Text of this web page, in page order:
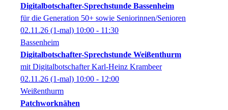
Digitalbotschafter-Sprechstunde Bassenheim
für die Generation 50+ sowie Seniorinnen/Senioren
02.11.26 (1-mal) 10:00 - 11:30
Bassenheim
Digitalbotschafter-Sprechstunde Weißenthurm
mit Digitalbotschafter Karl-Heinz Krambeer
02.11.26 (1-mal) 10:00 - 12:00
Weißenthurm
Patchworknähen